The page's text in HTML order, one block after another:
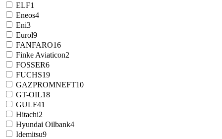
ELF1
Eneos4
Eni3
Eurol9
FANFARO16
Finke Aviaticon2
FOSSER6
FUCHS19
GAZPROMNEFT10
GT-OIL18
GULF41
Hitachi2
Hyundai Oilbank4
Idemitsu9